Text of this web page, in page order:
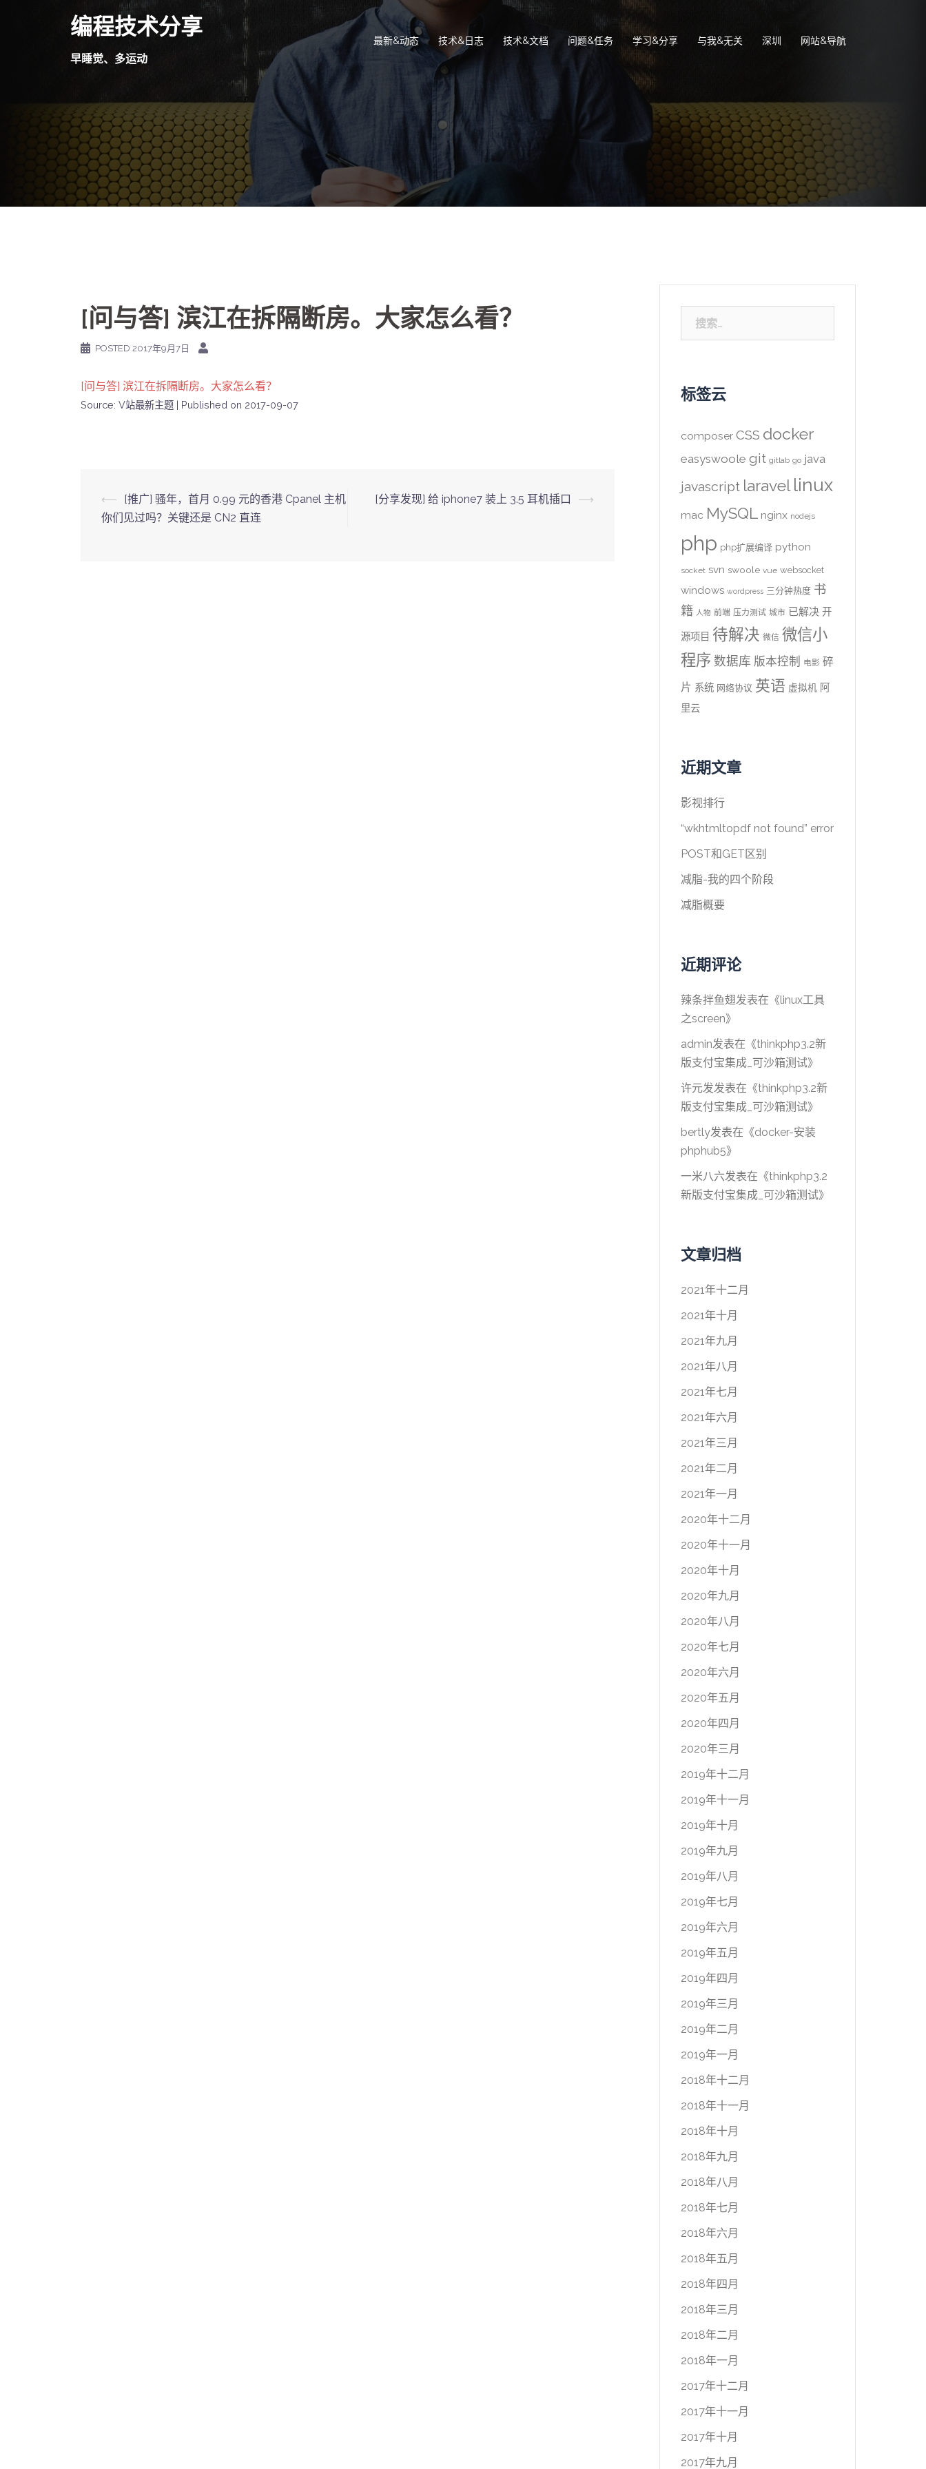
编程技术分享
早睡觉、多运动
最新&动态 技术&日志 技术&文档 问题&任务 学习&分享 与我&无关 深圳 网站&导航
[问与答] 滨江在拆隔断房。大家怎么看？
POSTED 2017年9月7日
[问与答] 滨江在拆隔断房。大家怎么看？
Source: V站最新主题 Published on 2017-09-07
Post
⟵
[推广] 骚年，首月 0.99 元的香港 Cpanel 主机
你们见过吗？关键还是 CN2 直连
[分享发现] 给 iphone7 装上 3.5 耳机插口 ⟶
索：
标签云
composer CSS docker
easyswoole git gitlab go java
javascript laravel linux
mac MySQL nginx nodejs
php php扩展编译 python
socket svn swoole vue websocket
windows wordpress 三分钟热度 书
籍 人物 前端 压力测试 城市 已解决 开
源项目 待解决 微信 微信小
程序 数据库 版本控制 电影 碎
片 系统 网络协议 英语 虚拟机 阿
里云
近期文章
影视排行
“wkhtmltopdf not found” error
POST和GET区别
减脂-我的四个阶段
减脂概要
近期评论
辣条拌鱼翅发表在《linux工具
之screen》
admin发表在《thinkphp3.2新
版支付宝集成_可沙箱测试》
许元发发表在《thinkphp3.2新
版支付宝集成_可沙箱测试》
bertly发表在《docker-安装
phphub5》
一米八六发表在《thinkphp3.2
新版支付宝集成_可沙箱测试》
文章归档
2021年十二月
2021年十月
2021年九月
2021年八月
2021年七月
2021年六月
2021年三月
2021年二月
2021年一月
2020年十二月
2020年十一月
2020年十月
2020年九月
2020年八月
2020年七月
2020年六月
2020年五月
2020年四月
2020年三月
2019年十二月
2019年十一月
2019年十月
2019年九月
2019年八月
2019年七月
2019年六月
2019年五月
2019年四月
2019年三月
2019年二月
2019年一月
2018年十二月
2018年十一月
2018年十月
2018年九月
2018年八月
2018年七月
2018年六月
2018年五月
2018年四月
2018年三月
2018年二月
2018年一月
2017年十二月
2017年十一月
2017年十月
2017年九月